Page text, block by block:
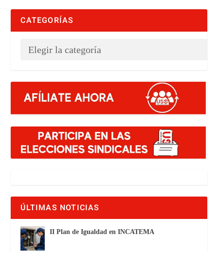
CATEGORÍAS
ÚLTIMAS NOTICIAS
II Plan de Igualdad en INCATEMA